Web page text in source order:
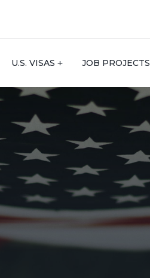
U.S. VISAS JOB PROJECTS